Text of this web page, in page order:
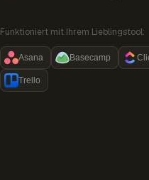
Funktioniert mit Ihrem Lieblingstool:
Asana Basecamp
Trello